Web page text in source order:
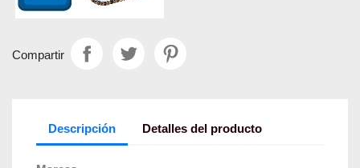
Compartir
Descripción Detalles del producto